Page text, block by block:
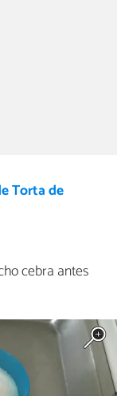
Torta de
cebra antes